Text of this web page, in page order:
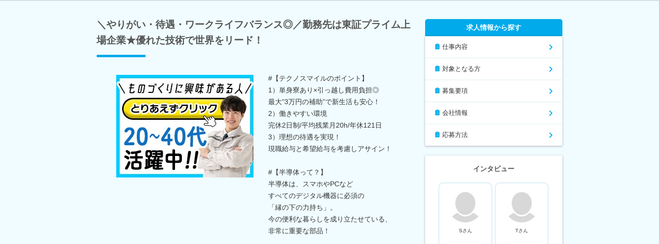
＼やりがい・待遇・ワークライフバランス◎／勤務先は東証プライム上
場企業★優れた技術で世界をリード！
#【テクノスマイルのポイント】
1）単身寮あり×引っ越し費用負担◎
最大”3万円の補助”で新生活も安心！
2）働きやすい環境
完休2日制/平均残業月20h/年休121日
3）理想の待遇を実現！
現職給与と希望給与を考慮しアサイン！
#【半導体って？】
半導体は、スマホやPCなど
すべてのデジタル機器に必須の
「縁の下の力持ち」。
今の便利な暮らしを成り立たせている、
非常に重要な部品！
求人情報から探す
仕事内容
対象となる方
募集要項
会社情報
応募方法
インタビュー
Sさん Tさん